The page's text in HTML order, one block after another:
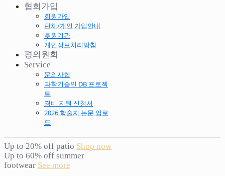
협회가입
회원가입
단체/개인 가입안내
후원기관
개인정보처리방침
평의원회
Service
문의사항
과학기술인 DB 프로젝
트
경비 지원 신청서
2026 학술지 논문 업로
드
Up to 20% off patio Shop now
Up to 60% off summer
footwear See more